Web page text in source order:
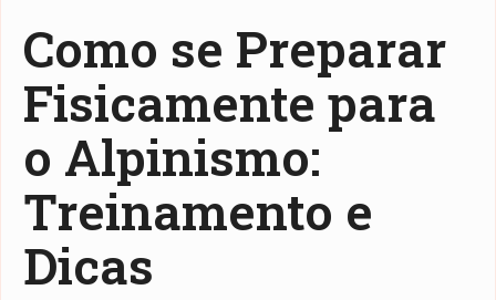
Como se Preparar
Fisicamente para
o Alpinismo:
Treinamento e
Dicas